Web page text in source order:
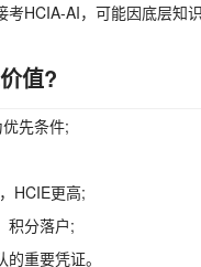
HCIA-AI，可能因底层知
值?
先条件;
HCIE更高;
积分落户;
重要凭证。